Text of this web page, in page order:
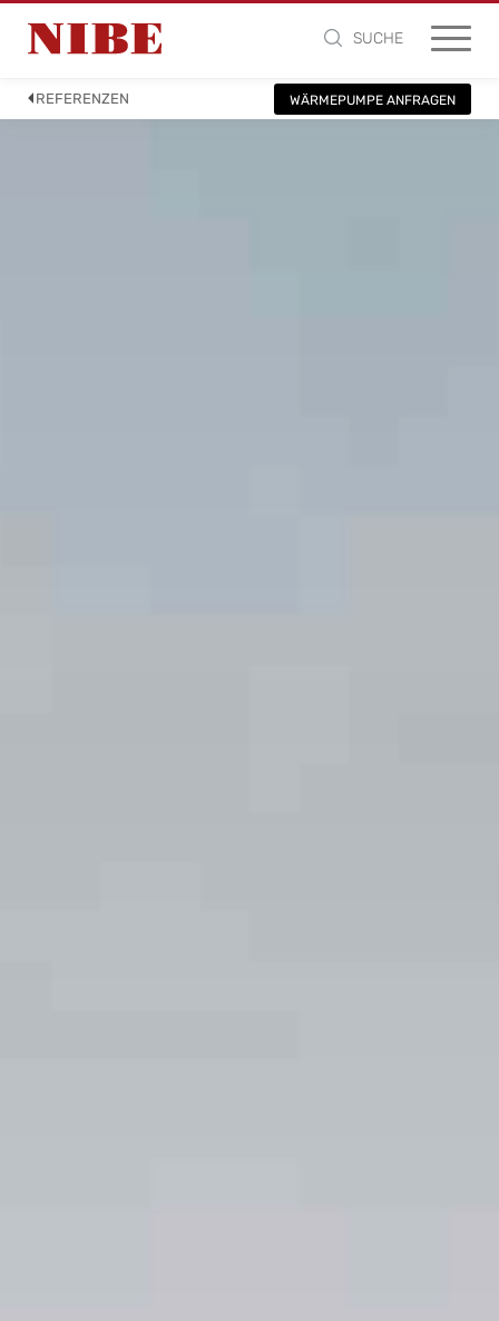
SUCHE
REFERENZEN WÄRMEPUMPE ANFRAGEN